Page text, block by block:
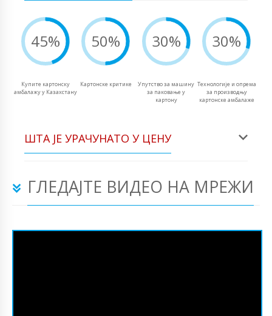
45%
Купите картонску
амбалажу у Казахстану
50%
Картонске критике
30%
Упутство за машину
за паковање у
картону
30%
Технологије и опрема
за производњу
картонске амбалаже
ШТА ЈЕ УРАЧУНАТО У ЦЕНУ
ГЛЕДАЈТЕ ВИДЕО НА МРЕЖИ